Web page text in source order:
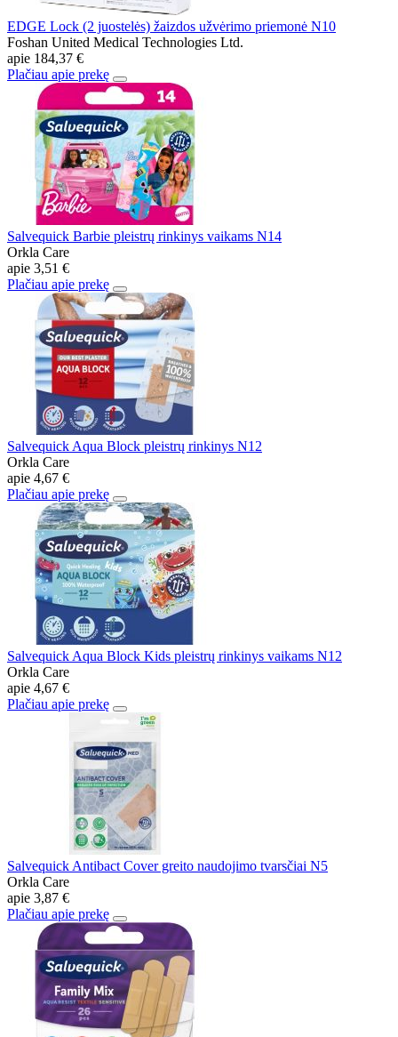
EDGE Lock (2 juostelės) žaizdos užvėrimo priemonė N10
Foshan United Medical Technologies Ltd.
apie 184,37 €
Plačiau apie prekę
Salvequick Barbie pleistrų rinkinys vaikams N14
Orkla Care
apie 3,51 €
Plačiau apie prekę
Salvequick Aqua Block pleistrų rinkinys N12
Orkla Care
apie 4,67 €
Plačiau apie prekę
Salvequick Aqua Block Kids pleistrų rinkinys vaikams N12
Orkla Care
apie 4,67 €
Plačiau apie prekę
Salvequick Antibact Cover greito naudojimo tvarsčiai N5
Orkla Care
apie 3,87 €
Plačiau apie prekę